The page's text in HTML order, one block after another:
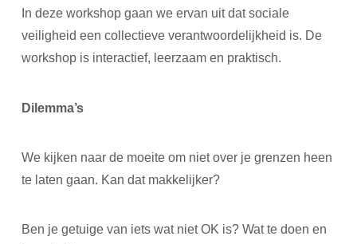
In deze workshop gaan we ervan uit dat sociale
veiligheid een collectieve verantwoordelijkheid is. De
workshop is interactief, leerzaam en praktisch.
Dilemma’s
We kijken naar de moeite om niet over je grenzen heen
te laten gaan. Kan dat makkelijker?
Ben je getuige van iets wat niet OK is? Wat te doen en